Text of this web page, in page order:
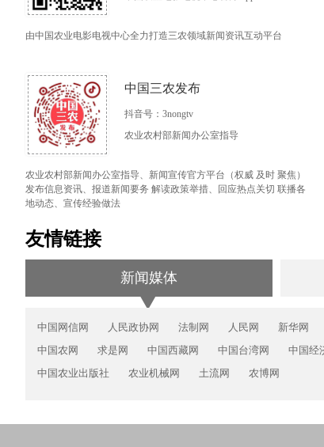
由中国农业电影电视中心全力打造三农领域新闻资讯互动平台
中国三农发布
抖音号：3nongtv
农业农村部新闻办公室指导
农业农村部新闻办公室指导、新闻宣传官方平台（权威 及时 聚焦）
发布信息资讯、报道新闻要务 解读政策举措、回应热点关切 联播各
地动态、宣传经验做法
友情链接
新闻媒体
中国网信网 人民政协网 法制网 人民网 新华网
中国农网
求是网 中国西藏网 中国台湾网 中国经
中国农业出版社
农业机械网 土流网 农博网